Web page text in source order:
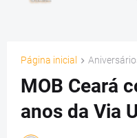
Página inicial
MOB Ceará
anos da Via